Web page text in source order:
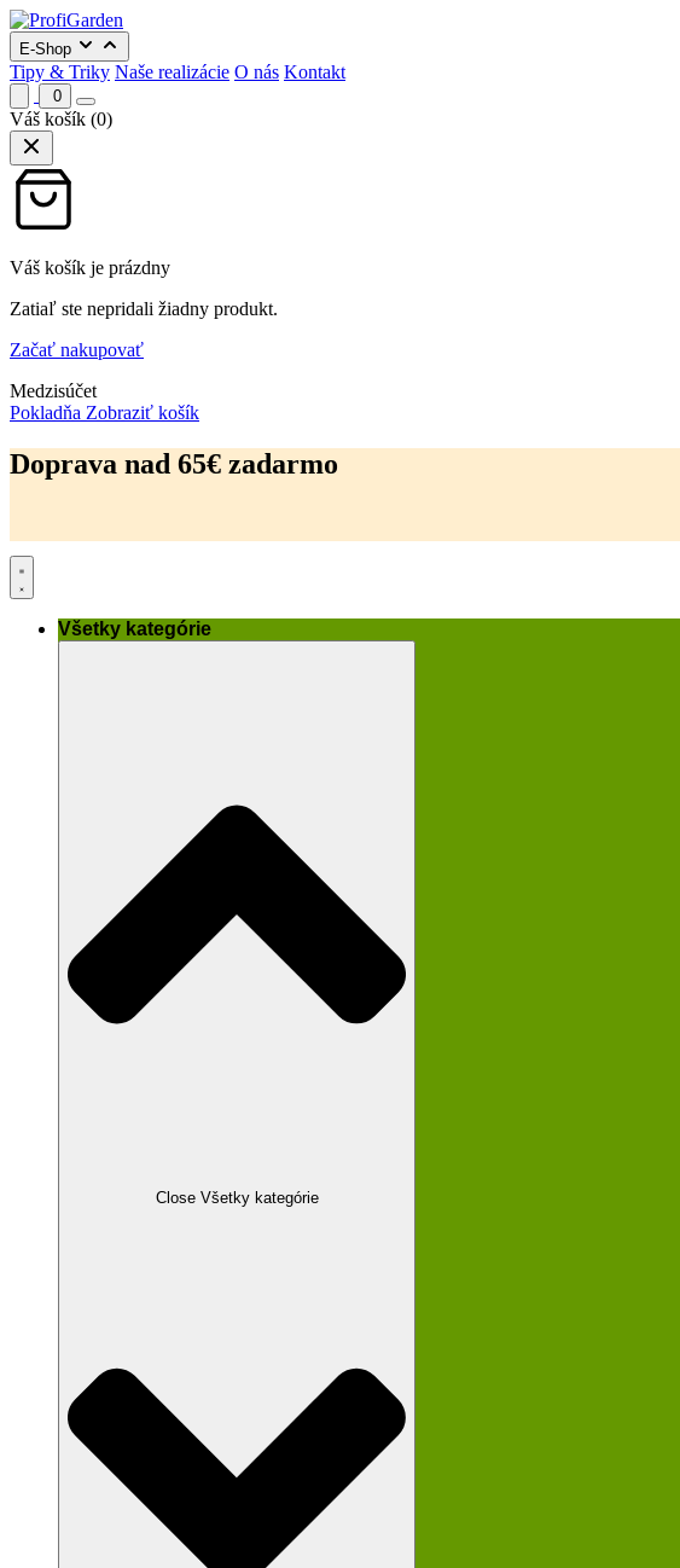
E-Shop
Tipy & Triky Naše realizácie O nás Kontakt
0
Váš košík (0)
Váš košík je prázdny
Zatiaľ ste nepridali žiadny produkt.
Začať nakupovať
Medzisúčet
Pokladňa Zobraziť košík
na
obsah
Doprava nad 65€ zadarmo
Všetky kategórie
Close Všetky kategórie